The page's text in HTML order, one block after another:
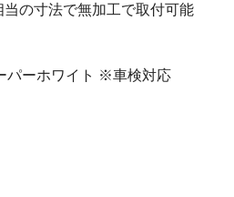
の寸法で無加工で取付可能
パーホワイト ※車検対応